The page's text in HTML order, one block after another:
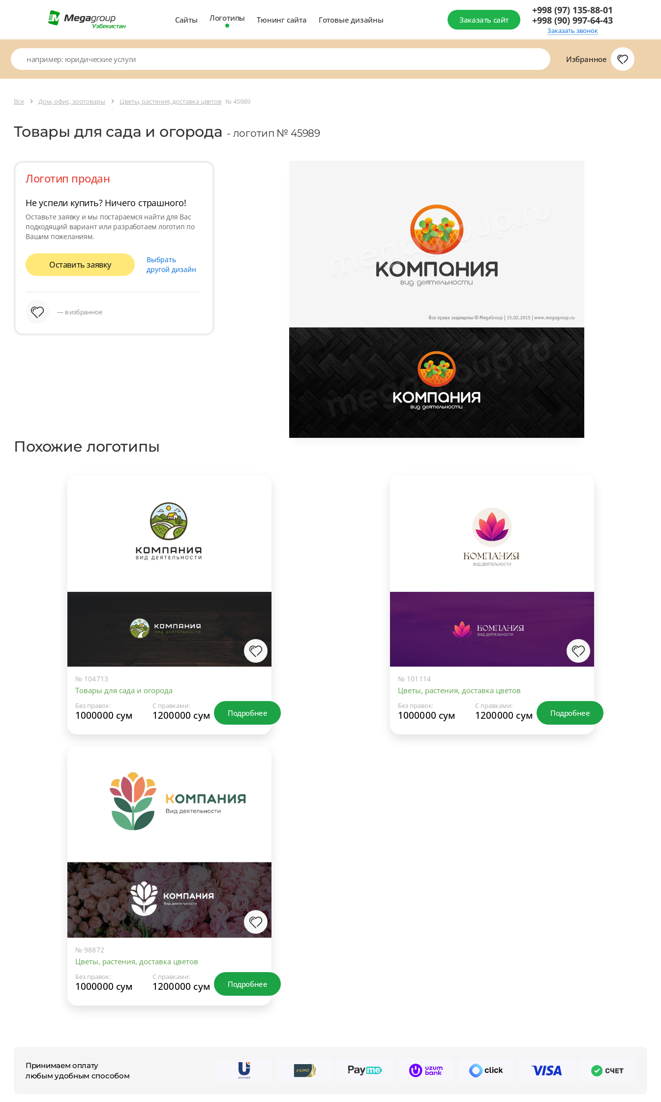
Сайты Логотипы Тюнинг сайта Готовые дизайны Заказать сайт
+998 (97) 135-88-01
+998 (90) 997-64-43
Заказать звонок
Избранное
Все Дом, офис, зоотовары Цветы, растения, доставка цветов № 45989
Товары для сада и огорода - логотип № 45989
Логотип продан
Не успели купить? Ничего страшного!
Оставьте заявку и мы постараемся найти для Вас
подходящий вариант или разработаем логотип по
Вашим пожеланиям.
Оставить заявку
Выбрать
другой дизайн
— в избранное
Похожие логотипы
№ 104713
Товары для сада и огорода
Без правок:
1000000 сум
С правками:
1200000 сум Подробнее
№ 101114
Цветы, растения, доставка цветов
Без правок:
1000000 сум
С правками:
1200000 сум Подробнее
№ 98872
Цветы, растения, доставка цветов
Без правок:
1000000 сум
С правками:
1200000 сум Подробнее
Принимаем оплату
любым удобным способом